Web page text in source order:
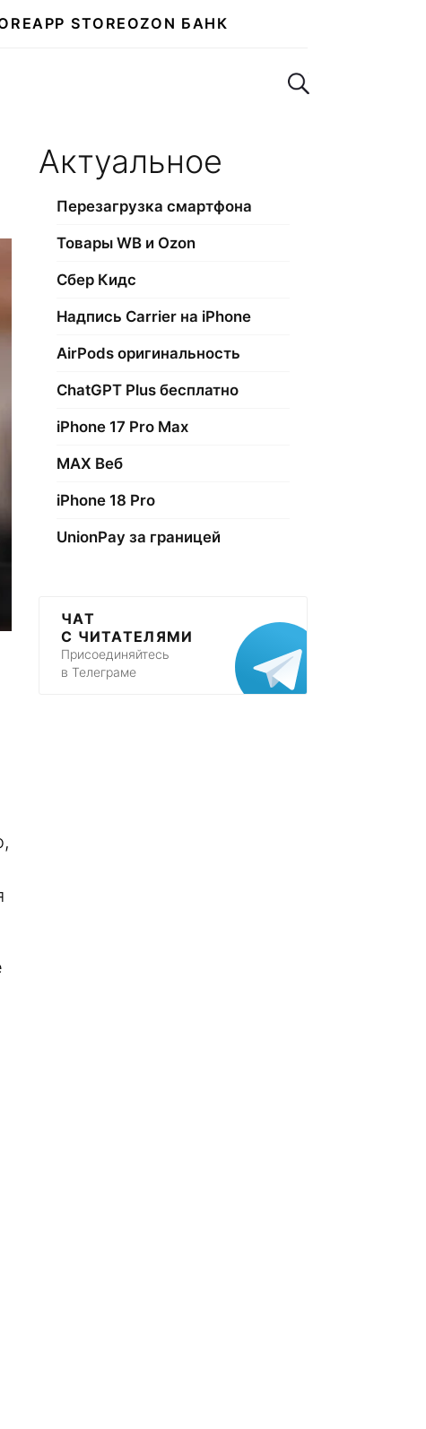
APP STORE OZON БАНК
Поиск по сайту
Актуальное
Перезагрузка смартфона
Товары WB и Ozon
Сбер Кидс
Надпись Carrier на iPhone
AirPods оригинальность
ChatGPT Plus бесплатно
iPhone 17 Pro Max
МАХ Веб
iPhone 18 Pro
UnionPay за границей
ЧАТ
С ЧИТАТЕЛЯМИ
Присоединяйтесь
в Телеграме